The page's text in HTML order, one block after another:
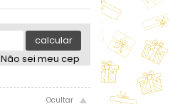
calcular
Não sei meu cep